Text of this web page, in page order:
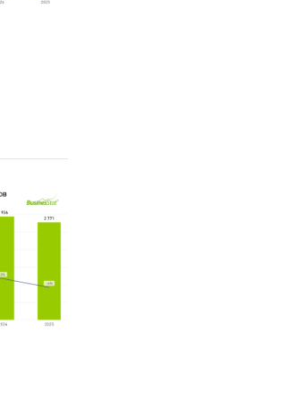
с
ОАЭ,